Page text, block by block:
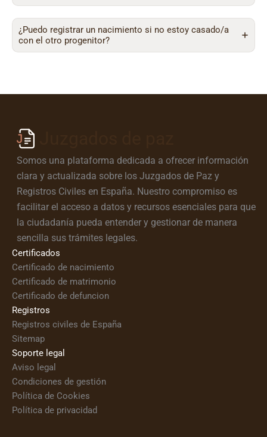
¿Puedo registrar un nacimiento si no estoy casado/a
con el otro progenitor?
Somos una plataforma dedicada a ofrecer información
clara y actualizada sobre los Juzgados de Paz y
Registros Civiles en España. Nuestro compromiso es
facilitar el acceso a datos y recursos esenciales para que
la ciudadanía pueda entender y gestionar de manera
sencilla sus trámites legales.
Certificados
Certificado de nacimiento
Certificado de matrimonio
Certificado de defuncion
Registros
Registros civiles de España
Sitemap
Soporte legal
Aviso legal
Condiciones de gestión
Política de Cookies
Política de privacidad